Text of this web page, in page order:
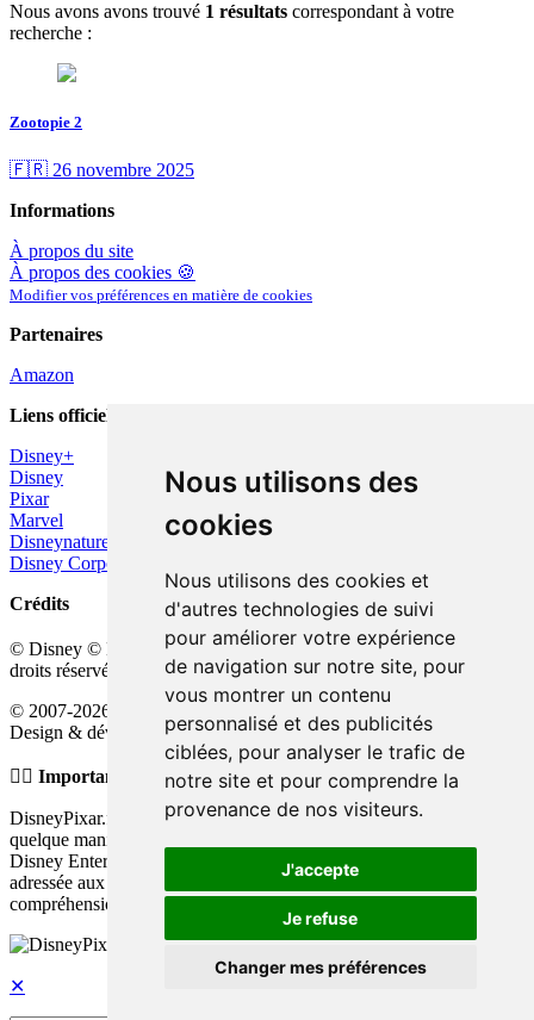
Nous utilisons des
cookies
Nous utilisons des cookies et
d'autres technologies de suivi
pour améliorer votre expérience
de navigation sur notre site, pour
vous montrer un contenu
personnalisé et des publicités
ciblées, pour analyser le trafic de
notre site et pour comprendre la
provenance de nos visiteurs.
J'accepte
Je refuse
Changer mes préférences
Nous avons avons trouvé 1 résultats correspondant à votre
recherche :
Zootopie 2
🇫🇷 26 novembre 2025
Informations
À propos du site
À propos des cookies 🍪
Modifier vos préférences en matière de cookies
Partenaires
Amazon
Liens officiels
Disney+
Disney
Pixar
Marvel
Disneynature
Disney Corporate
Crédits
© Disney © Disney/Pixar © &™Lucasfilm LTD © Marvel. Tous
droits réservés.
© 2007-2026 DisneyPixar.fr
Design & développement :MonsieurPaul
☝🏼 Important
DisneyPixar.fr est un site indépendant et n'est en aucun cas lié de
quelque manière que ce soit avec The Walt Disney Company, Pixar,
Disney Enterprises, Inc ou leurs dérivés ou associés. Toute demande
adressée aux studios Disney ou Pixar sera ignorée. Merci de votre
compréhension.
✕